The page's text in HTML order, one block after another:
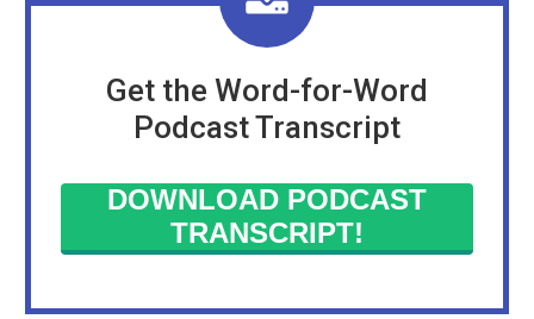
Get the Word-for-Word
Podcast Transcript
DOWNLOAD PODCAST
TRANSCRIPT!